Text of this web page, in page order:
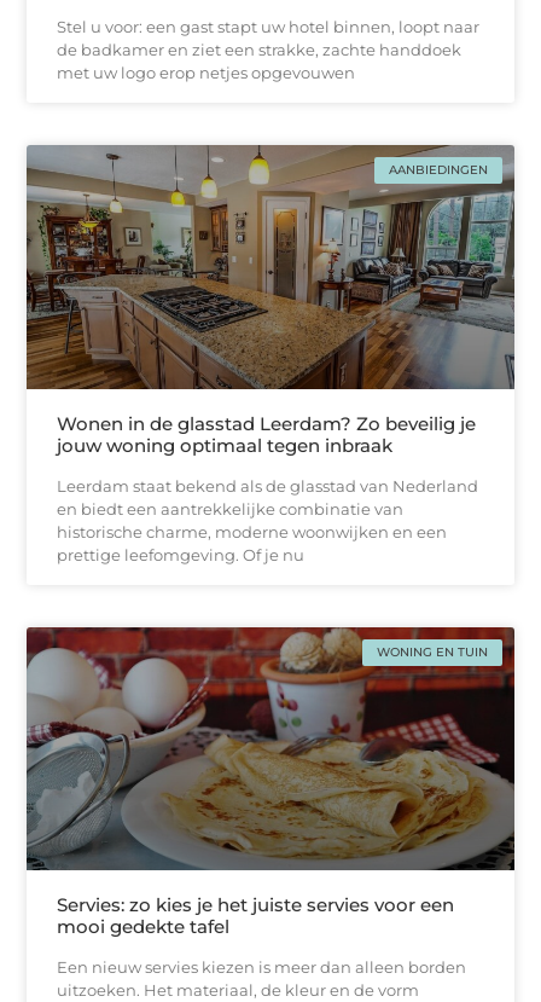
Stel u voor: een gast stapt uw hotel binnen, loopt naar
de badkamer en ziet een strakke, zachtе handdoek
met uw logo erop netjes opgevouwen
AANBIEDINGEN
Wonen in de glasstad Leerdam? Zo beveilig je
jouw woning optimaal tegen inbraak
Leerdam staat bekend als de glasstad van Nederland
en biedt een aantrekkelijke combinatie van
historische charme, moderne woonwijken en een
prettige leefomgeving. Of je nu
WONING EN TUIN
Servies: zo kies je het juiste servies voor een
mooi gedekte tafel
Een nieuw servies kiezen is meer dan alleen borden
uitzoeken. Het materiaal, de kleur en de vorm